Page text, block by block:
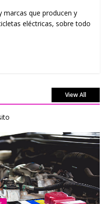
marcas que producen y
eléctricas, sobre todo
View All